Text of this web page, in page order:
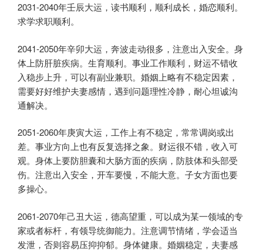
2031-2040年壬辰大运，读书顺利，顺利成长，婚恋顺利。
求学求职顺利。
2041-2050年辛卯大运，奔波走动很多，注意出入安全。身
体上防肝脏疾病。生育顺利。事业工作顺利，财运不错收
入稳步上升，可以有副业兼职。婚姻上略有不稳定因素，
需要好好维护夫妻感情，遇到问题理性冷静，耐心坦诚沟
通解决。
2051-2060年庚寅大运，工作上有不稳定，常常调岗或出
差。事业方向上也有反复选择之象。财运很不错，收入可
观。身体上要防胆囊和大肠方面的疾病，防肢体和头部受
伤。注意出入安全，开车要慢，不能大意。子女方面也要
多操心。
2061-2070年己丑大运，德高望重，可以成为某一领域的专
家或者标杆，有领导统御能力。注意调节情绪，学会适当
发泄，否则容易压抑抑郁。身体健康。婚姻稳定，夫妻感